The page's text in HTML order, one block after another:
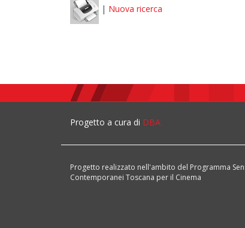
| Nuova ricerca
Progetto a cura di DBA
Progetto realizzato nell'ambito del Programma
Contemporanei Toscana per il Cinema